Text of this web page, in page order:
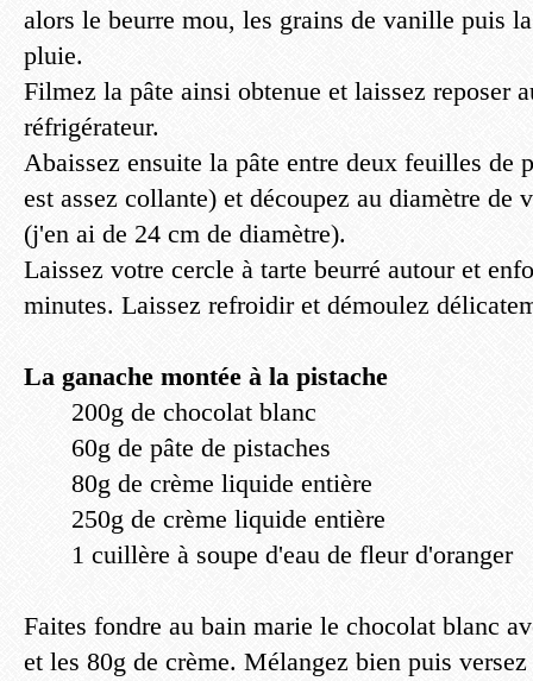
alors le beurre mou, les grains de vanille puis
pluie.
Filmez la pâte ainsi obtenue et laissez reposer
réfrigérateur.
Abaissez ensuite la pâte entre deux feuilles de
est assez collante) et découpez au diamètre de
(j'en ai de 24 cm de diamètre).
Laissez votre cercle à tarte beurré autour et
minutes. Laissez refroidir et démoulez
La ganache montée à la pistache
200g de chocolat blanc
60g de pâte de pistaches
80g de crème liquide entière
250g de crème liquide entière
1 cuillère à soupe d'eau de fleur d'oranger
Faites fondre au bain marie le chocolat blanc
et les 80g de crème. Mélangez bien puis versez